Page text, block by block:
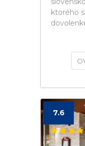
ktorého
7.6